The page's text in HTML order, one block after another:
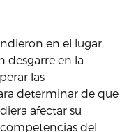
en el lugar,
desgarre en la
las
determinar de que
afectar su
del